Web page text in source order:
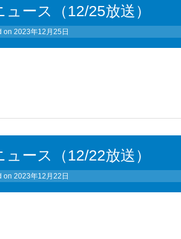
ース（12/25放送）
on 2023年12月25日
ース（12/22放送）
on 2023年12月22日